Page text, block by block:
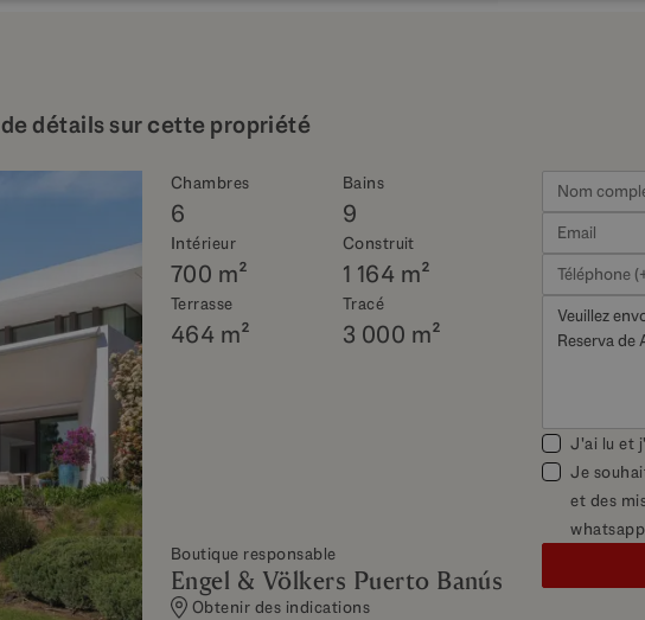
détails sur cette propriété
Chambres
6
Bains
9
Intérieur
700 m²
Construit
1 164 m²
Terrasse
464 m²
Tracé
3 000 m²
Boutique responsable
Engel & Völkers Puerto Banús
Obtenir des indications
J'ai lu et
Je
et des